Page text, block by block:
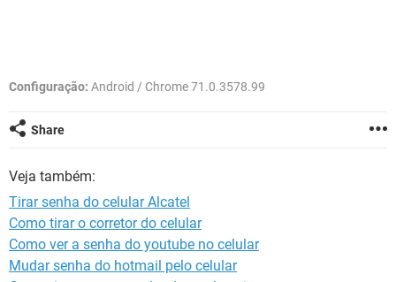
Configuração: Android / Chrome 71.0.3578.99
Share
Veja também:
Tirar senha do celular Alcatel
Como tirar o corretor do celular
Como ver a senha do youtube no celular
Mudar senha do hotmail pelo celular